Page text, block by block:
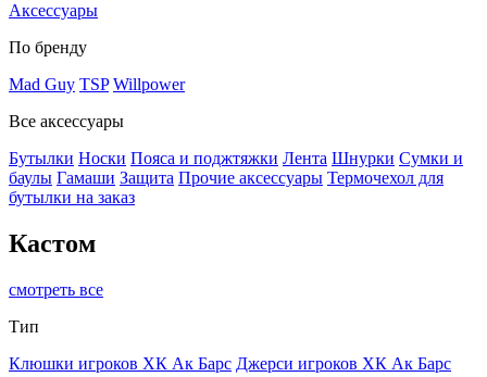
Аксессуары
По бренду
Mad Guy TSP Willpower
Все аксессуары
Бутылки Носки Пояса и поджтяжки Лента Шнурки Сумки и
баулы Гамаши Защита Прочие аксессуары Термочехол для
бутылки на заказ
Кастом
смотреть все
Тип
Клюшки игроков ХК Ак Барс Джерси игроков ХК Ак Барс